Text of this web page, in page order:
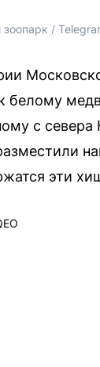
/
белому
с севера
эти